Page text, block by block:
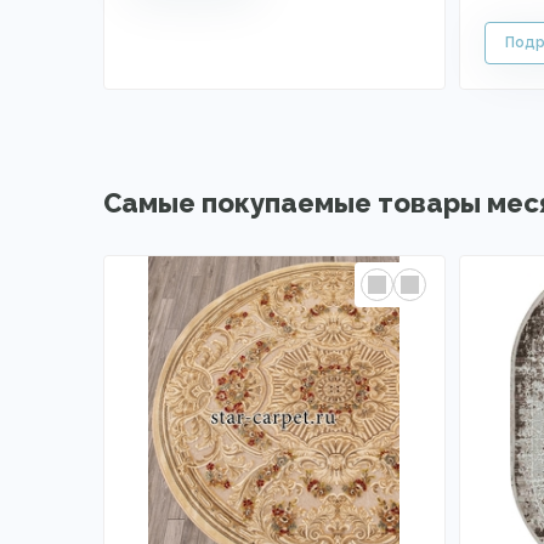
Самые покупаемые товары